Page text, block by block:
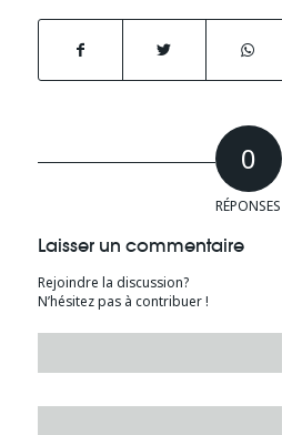
0
RÉPONSES
Laisser un commentaire
Rejoindre la discussion?
N’hésitez pas à contribuer !